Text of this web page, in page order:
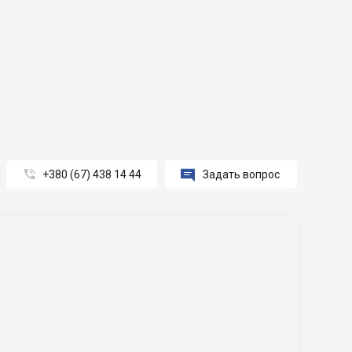
 +380 (67) 438 14 44  Задать вопрос